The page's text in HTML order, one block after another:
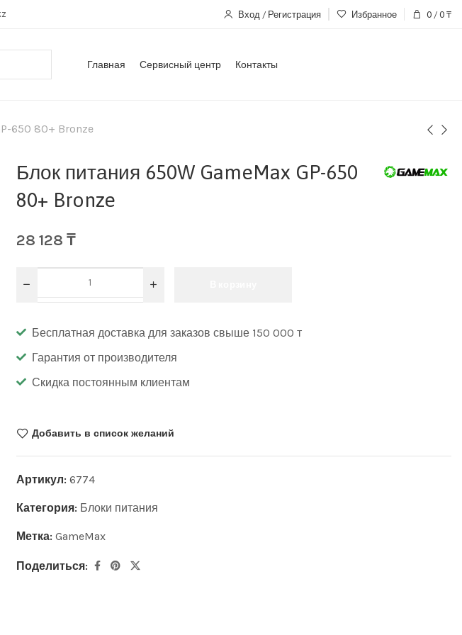
Вход / Регистрация Избранное 0 / 0 ₸
Главная Сервисный центр Контакты
650 80+ Bronze
Блок питания 650W GameMax GP-650
80+ Bronze
28 128 ₸
Бесплатная доставка для заказов свыше 150 000 т
Гарантия от производителя
Скидка постоянным клиентам
Добавить в список желаний
Артикул: 6774
Категория: Блоки питания
Метка: GameMax
Поделиться: